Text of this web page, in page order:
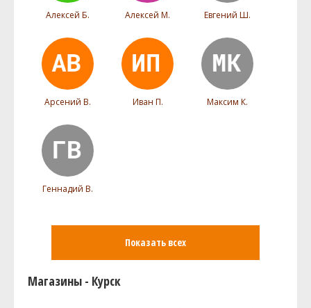
Алексей Б. Алексей М. Евгений Ш.
Арсений В. Иван П. Максим К.
Геннадий В.
Показать всех
Магазины - Курск